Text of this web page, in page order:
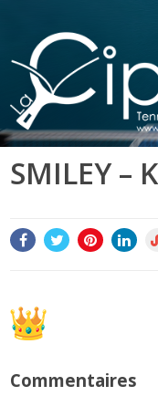
SMILEY –
Commentaires